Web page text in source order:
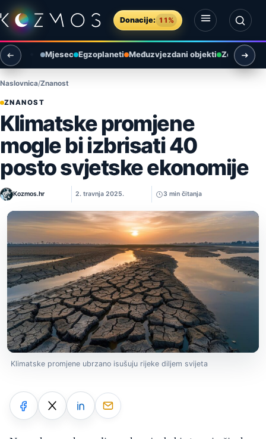
Preskoči na sadržaj
Donacije: 11%
Otvori izbornik
Otvori pretragu
Mjesec Egzoplaneti Međuzvjezdani objekti Zemlja i
Naslovnica Znanost
ZNANOST
Klimatske promjene
mogle bi izbrisati 40
posto svjetske ekonomije
Kozmos.hr 2. travnja 2025. 3 min čitanja
Klimatske promjene ubrzano isušuju rijeke diljem svijeta